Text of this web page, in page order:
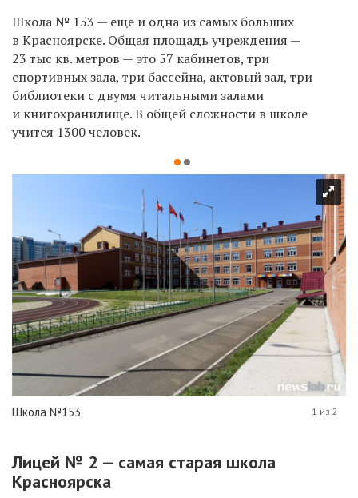
Школа № 153 — еще и одна из самых больших
в Красноярске. Общая площадь учреждения —
23 тыс кв. метров — это 57 кабинетов, три
спортивных зала, три бассейна, актовый зал, три
библиотеки с двумя читальными залами
и книгохранилище. В общей сложности в школе
учится 1300 человек.
Школа №153 1 из 2
Лицей № 2 — самая старая школа
Красноярска